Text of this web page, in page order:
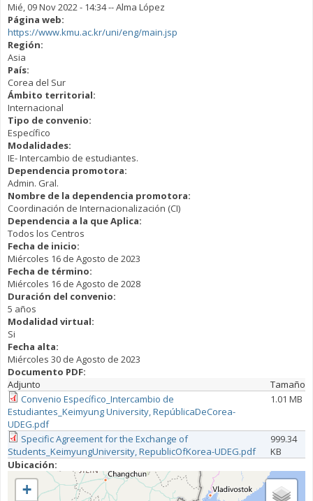
Mié, 09 Nov 2022 - 14:34--Alma López
Página web:
https://www.kmu.ac.kr/uni/eng/main.jsp
Región:
Asia
País:
Corea del Sur
Ámbito territorial:
Internacional
Tipo de convenio:
Específico
Modalidades:
IE- Intercambio de estudiantes.
Dependencia promotora:
Admin. Gral.
Nombre de la dependencia promotora:
Coordinación de Internacionalización (CI)
Dependencia a la que Aplica:
Todos los Centros
Fecha de inicio:
Miércoles 16 de Agosto de 2023
Fecha de término:
Miércoles 16 de Agosto de 2028
Duración del convenio:
5 años
Modalidad virtual:
Si
Fecha alta:
Miércoles 30 de Agosto de 2023
Documento PDF:
Adjunto
Tamaño
Convenio Específico_Intercambio de
Estudiantes_Keimyung University, RepúblicaDeCorea-
UDEG.pdf
1.01 MB
Specific Agreement for the Exchange of
Students_KeimyungUniversity, RepublicOfKorea-UDEG.pdf
999.34
KB
Ubicación:
+